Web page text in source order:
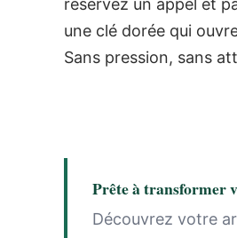
une clé dorée qui
Sans pression, sans
Prête à transformer
Découvrez votre